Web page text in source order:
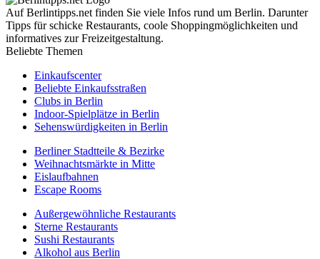
Auf Berlintipps.net finden Sie viele Infos rund um Berlin. Darunter
Tipps für schicke Restaurants, coole Shoppingmöglichkeiten und
informatives zur Freizeitgestaltung.
Beliebte Themen
Einkaufscenter
Beliebte Einkaufsstraßen
Clubs in Berlin
Indoor-Spielplätze in Berlin
Sehenswürdigkeiten in Berlin
Berliner Stadtteile & Bezirke
Weihnachtsmärkte in Mitte
Eislaufbahnen
Escape Rooms
Außergewöhnliche Restaurants
Sterne Restaurants
Sushi Restaurants
Alkohol aus Berlin